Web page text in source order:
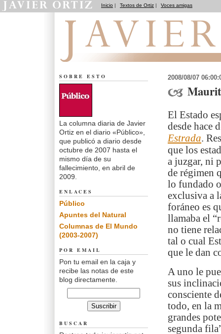
Inicio | Textos de Ortiz | Voces amigas
2008/08/07
El Estado
desde hace
Estrada.
que los
a juzgar, ni
de régimen
lo fundado
exclusiva a
foráneo es
llamaba el
no tiene
tal o cual
que le dan
A uno le
sus
consciente
todo, en la
grandes
segunda
SOBRE ESTO
La columna diaria de Javier
Ortiz en el diario «Público»,
que publicó a diario desde
octubre de 2007 hasta el
mismo día de su
fallecimiento, en abril de
2009.
ENLACES
Público
Apuntes del Natural
Columnas de El Mundo
(2003-2007)
POR EMAIL
Pon tu email en la caja y
recibe las notas de este
blog directamente.
BUSCAR